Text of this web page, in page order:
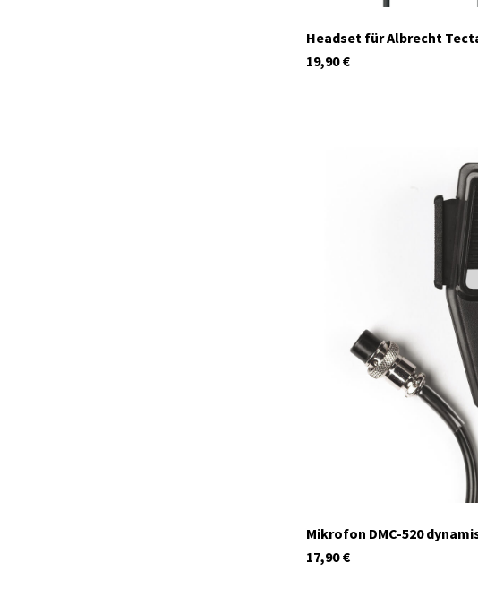
Auf Lager
Headset für Albrecht
€
19,90
Mikrofon DMC-520
€
17,90